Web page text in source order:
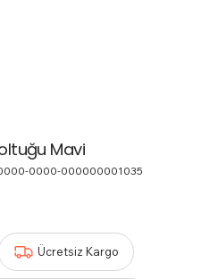
Mavi
0000-000000001035
Ücretsiz Kargo